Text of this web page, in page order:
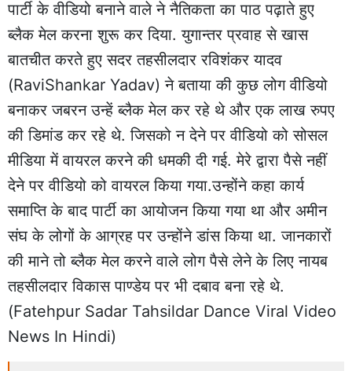
पार्टी के वीडियो बनाने वाले ने नैतिकता का पाठ पढ़ाते हुए
ब्लैक मेल करना शुरू कर दिया. युगान्तर प्रवाह से खास
बातचीत करते हुए सदर तहसीलदार रविशंकर यादव
(RaviShankar Yadav) ने बताया की कुछ लोग वीडियो
बनाकर जबरन उन्हें ब्लैक मेल कर रहे थे और एक लाख रुपए
की डिमांड कर रहे थे. जिसको न देने पर वीडियो को सोसल
मीडिया में वायरल करने की धमकी दी गई. मेरे द्वारा पैसे नहीं
देने पर वीडियो को वायरल किया गया.उन्होंने कहा कार्य
समाप्ति के बाद पार्टी का आयोजन किया गया था और अमीन
संघ के लोगों के आग्रह पर उन्होंने डांस किया था. जानकारों
की माने तो ब्लैक मेल करने वाले लोग पैसे लेने के लिए नायब
तहसीलदार विकास पाण्डेय पर भी दबाव बना रहे थे.
(Fatehpur Sadar Tahsildar Dance Viral Video
News In Hindi)